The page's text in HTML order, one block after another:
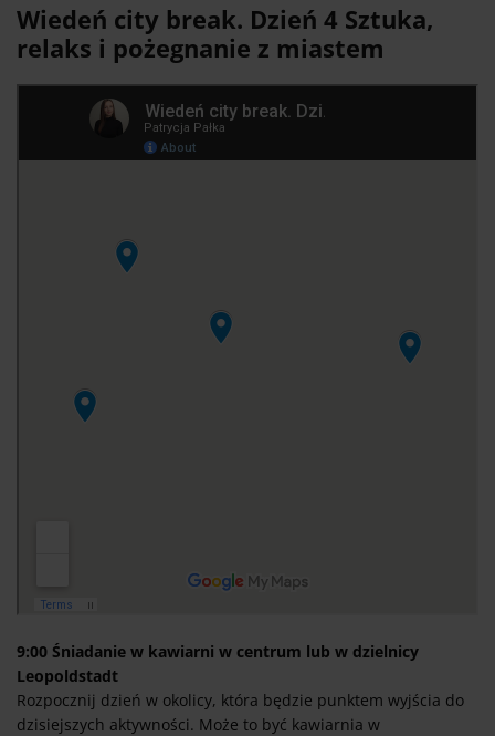
Wiedeń city break. Dzień 4 Sztuka,
relaks i pożegnanie z miastem
9:00 Śniadanie w kawiarni w centrum lub w dzielnicy
Leopoldstadt
Rozpocznij dzień w okolicy, która będzie punktem wyjścia do
dzisiejszych aktywności. Może to być kawiarnia w